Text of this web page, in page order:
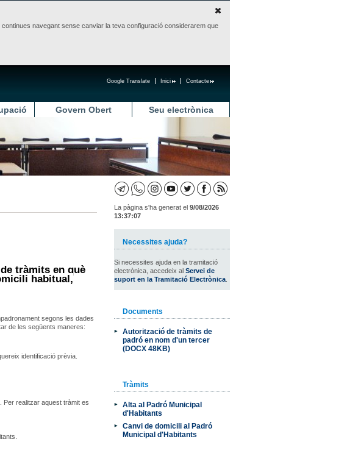
navegant sense canviar la teva configuració considerarem que
Contacte
Inici
Google Translate
Govern Obert Seu electrònica
La pàgina s'ha generat el 9/08/2026
13:37:07
tràmits en què
habitual,
segons les dades
de les següents maneres:
identificació prèvia.
. Per realitzar aquest tràmit es
Necessites ajuda?
Si necessites ajuda en la tramitació
electrònica, accedeix al Servei de
suport en la Tramitació Electrònica
Documents
Autorització de tràmits de
padró en nom d'un tercer
(DOCX 48KB)
Tràmits
Alta al Padró Municipal
d'Habitants
Canvi de domicili al Padró
Municipal d'Habitants